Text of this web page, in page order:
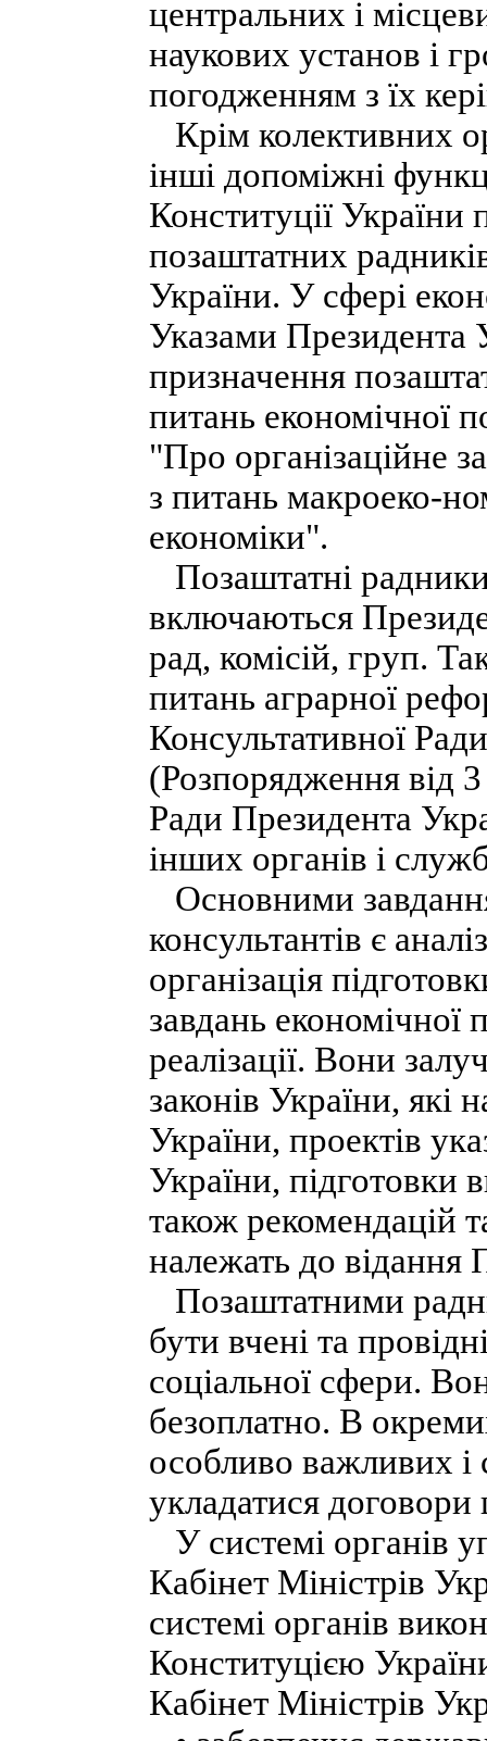
центральних і
наукових установ і
погодженням з їх
Крім колективних
інші допоміжні
Конституції України
позаштатних
України. У сфері
Указами Президента
призначення
питань економічної
"Про організаційне
з питань макроеко-
економіки".
Позаштатні
включаються
рад, комісій, груп.
питань аграрної
Консультативної
(Розпорядження від
Ради Президента
інших органів і
Основними
консультантів є
організація
завдань економічної
реалізації. Вони
законів України, які
України, проектів
України, підготовки
також рекомендацій
належать до відання
Позаштатними
бути вчені та
соціальної сфери.
безоплатно. В
особливо важливих
укладатися договори
У системі органів
Кабінет Міністрів
системі органів
Конституцією
Кабінет Міністрів